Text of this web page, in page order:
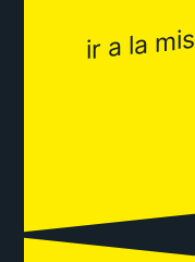
ir a la